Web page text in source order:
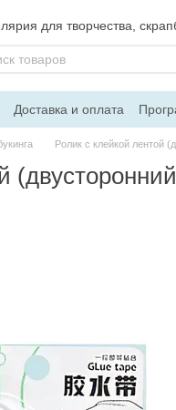
для творчества,
Доставка и оплата
соглашение
Обмен и
Ролик с клейкой лентой